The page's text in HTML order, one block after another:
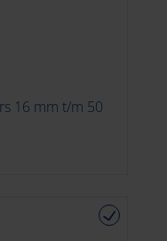
16 mm t/m 50